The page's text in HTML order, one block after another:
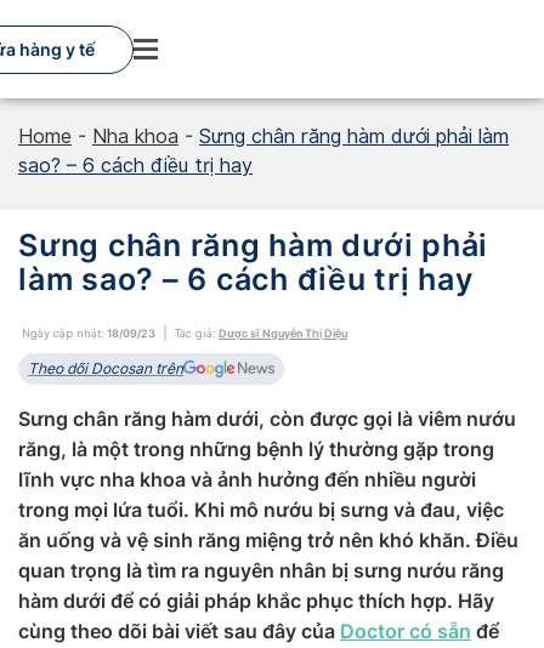
to
content
hàng y tế
Home - Nha khoa - Sưng chân răng hàm dưới phải làm
sao? – 6 cách điều trị hay
Sưng chân răng hàm dưới phải
làm sao? – 6 cách điều trị hay
Ngày cập nhật: 18/09/23 Tác giả: Dược sĩ Nguyễn Thị Diệu
Theo dõi Docosan trên
Sưng chân răng hàm dưới, còn được gọi là viêm nướu
răng, là một trong những bệnh lý thường gặp trong
lĩnh vực nha khoa và ảnh hưởng đến nhiều người
trong mọi lứa tuổi. Khi mô nướu bị sưng và đau, việc
ăn uống và vệ sinh răng miệng trở nên khó khăn. Điều
quan trọng là tìm ra nguyên nhân bị sưng nướu răng
hàm dưới để có giải pháp khắc phục thích hợp. Hãy
cùng theo dõi bài viết sau đây của Doctor có sẵn để